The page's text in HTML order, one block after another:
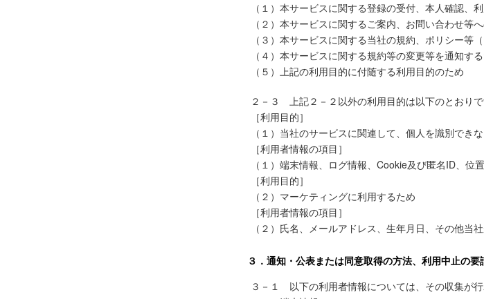
（１）本サービスに関する登録の受付、本人確認
（２）本サービスに関するご案内、お問い合わせ等
（３）本サービスに関する当社の規約、ポリシー
（４）本サービスに関する規約等の変更等を通知す
（５）上記の利用目的に付随する利用目的のため
２－３ 上記２－２以外の利用目的は以下のとおりで
［利用目的］
（１）当社のサービスに関連して、個人を識別でき
［利用者情報の項目］
（１）端末情報、ログ情報、Cookie及び匿名ID、位
［利用目的］
（２）マーケティングに利用するため
［利用者情報の項目］
（２）氏名、メールアドレス、生年月日、その他当
３．通知・公表または同意取得の方法、利用中止の要
３－１ 以下の利用者情報については、その収集が